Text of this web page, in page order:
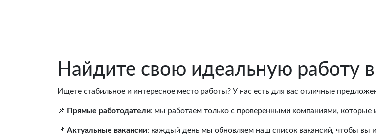
Найдите свою идеальную
Ищете стабильное и интересное место работы? У нас есть для вас отличные
📌 Прямые работодатели: мы работаем только с проверенными компаниями, которые
📌 Актуальные вакансии: каждый день мы обновляем наш список вакансий, чтобы вы